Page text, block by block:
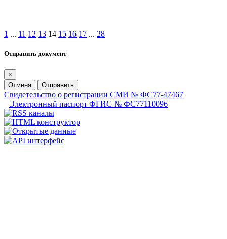
1 ... 11 12 13 14 15 16 17 ... 28
Отправить документ
×
Отмена
Отправить
Свидетельство о регистрации СМИ № ФС77-47467
Электронный паспорт ФГИС № ФС77110096